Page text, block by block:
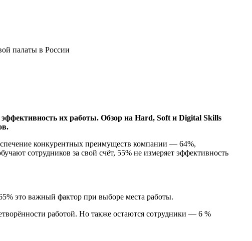
палаты в России
их работы. Обзор на Hard, Soft и Digital Skills
конкурентных преимуществ компании — 64%,
сотрудников за свой счёт, 55% не измеряет эффективность
это важный фактор при выборе места работы.
работой. Но также остаются сотрудники — 6 %